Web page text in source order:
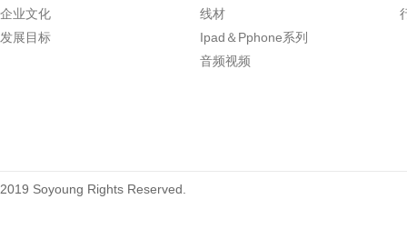
1.27mm (.050) Right Angle DIP
Type Female Connector 04-26Pin
企业文化
发展目标
线材
Ipad＆Pphone系列
音频视频
2019 Soyoung Rights Reserved.